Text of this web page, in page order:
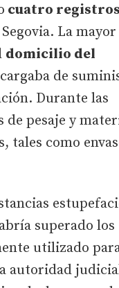
cuatro registros
La mayor
domicilio del
de
Durante las
de pesaje y
tales como
superado los
utilizado
autoridad